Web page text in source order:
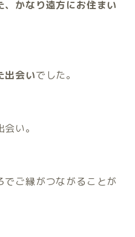
かなり遠方にお住まい
出会いでした。
い。
でご縁がつながることが